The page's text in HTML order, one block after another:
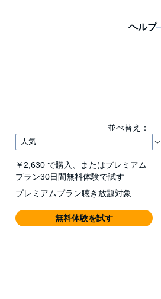
ヘルプ
並べ替え：
￥2,630 で購入、またはプレミアム
プラン30日間無料体験で試す
プレミアムプラン聴き放題対象
無料体験を試す